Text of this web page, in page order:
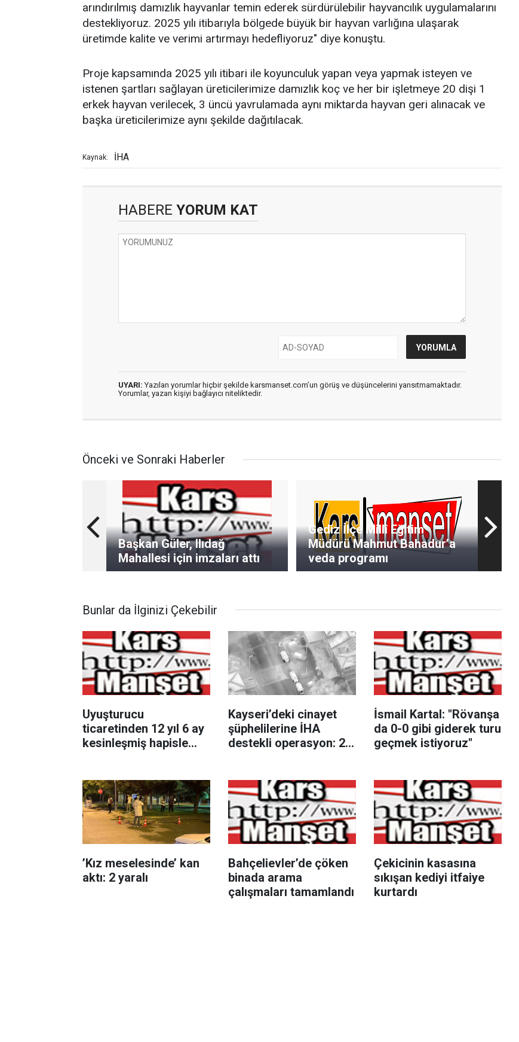
arındırılmış damızlık hayvanlar temin ederek sürdürülebilir hayvancılık uygulamalarını
destekliyoruz. 2025 yılı itibarıyla bölgede büyük bir hayvan varlığına ulaşarak
üretimde kalite ve verimi artırmayı hedefliyoruz" diye konuştu.
Proje kapsamında 2025 yılı itibari ile koyunculuk yapan veya yapmak isteyen ve
istenen şartları sağlayan üreticilerimize damızlık koç ve her bir işletmeye 20 dişi 1
erkek hayvan verilecek, 3 üncü yavrulamada aynı miktarda hayvan geri alınacak ve
başka üreticilerimize aynı şekilde dağıtılacak.
Kaynak: İHA
HABERE YORUM KAT
UYARI: Yazılan yorumlar hiçbir şekilde karsmanset.com’un görüş ve düşüncelerini yansıtmamaktadır.
Yorumlar, yazan kişiyi bağlayıcı niteliktedir.
Önceki ve Sonraki Haberler
Başkan Güler, Ilıdağ
Mahallesi için imzaları attı
Gediz İlçe Millî Eğitim
Müdürü Mahmut Bahadur’a
veda programı
Bunlar da İlginizi Çekebilir
Uyuşturucu
ticaretinden 12 yıl 6 ay
kesinleşmiş hapisle
Kayseri’deki cinayet
şüphelilerine İHA
destekli operasyon: 2
İsmail Kartal: "Rövanşa
da 0-0 gibi giderek turu
geçmek istiyoruz"
’Kız meselesinde’ kan
aktı: 2 yaralı
Bahçelievler’de çöken
binada arama
çalışmaları tamamlandı
Çekicinin kasasına
sıkışan kediyi itfaiye
kurtardı